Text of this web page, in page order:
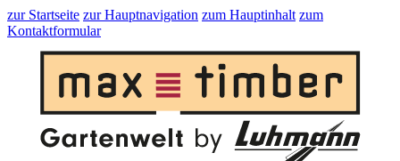
zur Startseite zur Hauptnavigation zum Hauptinhalt zum
Kontaktformular